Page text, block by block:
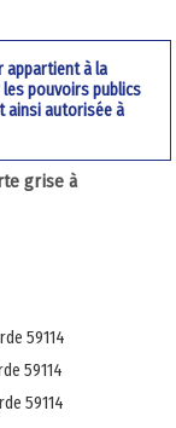
à la
les pouvoirs publics
ainsi autorisée à
grise à
59114
59114
59114